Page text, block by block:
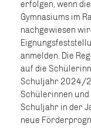
erfolgen, wenn
Gymnasiums im
nachgewiesen
anmelden. Die
auf die
Schuljahr 2024/
Schülerinnen und
Schuljahr in der
neue